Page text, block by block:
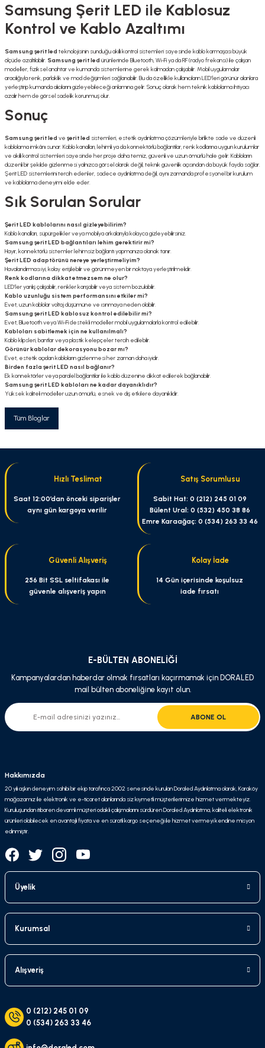
Samsung Şerit LED ile Kablosuz
Kontrol ve Kablo Azaltımı
Samsung şerit led teknolojisinin sunduğu akıllı kontrol sistemleri sayesinde kablo karmaşası büyük
ölçüde azaltılabilir. Samsung şerit led ürünlerinde Bluetooth, Wi-Fi ya da RF (radyo frekansı) ile çalışan
modeller, fiziksel anahtar ve kumanda sistemlerine gerek kalmadan çalışabilir. Mobil uygulamalar
aracılığıyla renk, parlaklık ve mod değişimleri sağlanabilir. Bu da özellikle kullanıcıların LED’leri görünür alanlara
yerleştirip kumanda alıcılarını gizleyebileceği anlamına gelir. Sonuç olarak hem teknik kablolama ihtiyacı
azalır hem de görsel sadelik korunmuş olur.
Sonuç
Samsung şerit led ve şerit led sistemleri, estetik aydınlatma çözümleriyle birlikte sade ve düzenli
kablolama imkânı sunar. Kablo kanalları, lehimli ya da konnektörlü bağlantılar, renk kodlarına uygun kurulumlar
ve akıllı kontrol sistemleri sayesinde her proje daha temiz, güvenli ve uzun ömürlü hale gelir. Kabloların
düzenli bir şekilde gizlenmesi yalnızca görsel olarak değil, teknik güvenlik açısından da büyük fayda sağlar.
Şerit LED sistemlerini tercih edenler, sadece aydınlatma değil, aynı zamanda profesyonel bir kurulum
ve kablolama deneyimi elde eder.
Sık Sorulan Sorular
Şerit LED kablolarını nasıl gizleyebilirim?
Kablo kanalları, süpürgelikler veya mobilya arkalarıyla kolayca gizleyebilirsiniz.
Samsung şerit LED bağlantıları lehim gerektirir mi?
Hayır, konnektörlü sistemler lehimsiz bağlantı yapmanıza olanak tanır.
Şerit LED adaptörünü nereye yerleştirmeliyim?
Havalandırması iyi, kolay erişilebilir ve görünmeyen bir noktaya yerleştirilmelidir.
Renk kodlarına dikkat etmezsem ne olur?
LED’ler yanlış çalışabilir, renkler karışabilir veya sistem bozulabilir.
Kablo uzunluğu sistem performansını etkiler mi?
Evet, uzun kablolar voltaj düşümüne ve ısınmaya neden olabilir.
Samsung şerit LED kablosuz kontrol edilebilir mi?
Evet, Bluetooth veya Wi-Fi destekli modeller mobil uygulamalarla kontrol edilebilir.
Kabloları sabitlemek için ne kullanılmalı?
Kablo klipsleri, bantlar veya plastik kelepçeler tercih edilebilir.
Görünür kablolar dekorasyonu bozar mı?
Evet, estetik açıdan kabloların gizlenmesi her zaman daha iyidir.
Birden fazla şerit LED nasıl bağlanır?
Ek konnektörler veya paralel bağlantılar ile kablo düzenine dikkat edilerek bağlanabilir.
Samsung şerit LED kabloları ne kadar dayanıklıdır?
Yüksek kaliteli modeller uzun ömürlü, esnek ve dış etkilere dayanıklıdır.
Tüm Bloglar
Hızlı Teslimat
Saat 12:00’dan önceki siparişler
aynı gün kargoya verilir
Satış Sorumlusu
Sabit Hat: 0 (212) 245 01 09
Bülent Ural: 0 (532) 450 38 86
Emre Karaağaç: 0 (534) 263 33 46
Güvenli Alışveriş
256 Bit SSL seltifakası ile
güvenle alışveriş yapın
Kolay İade
14 Gün içerisinde koşulsuz
iade fırsatı
E-BÜLTEN ABONELİĞİ
Kampanyalardan haberdar olmak fırsatları kaçırmamak için DORALED
mail bülten aboneliğine kayıt olun.
ABONE OL
Hakkımızda
20 yılı aşkın deneyim sahibi bir ekip tarafınca 2002 senesinde kurulan Doraled Aydınlatma olarak, Karaköy
mağazamız ile elektronik ve e-ticaret alanlarında siz kıymetli müşterilerimize hizmet vermekteyiz.
Kuruluşundan itibaren devamlı müşteri odaklı çalışmalarını sürdüren Doraled Aydınlatma, kaliteli elektronik
ürünleri olabilecek en avantajlı fiyata ve en süratli kargo seçeneği ile hizmet vermeyi kendine misyon
edinmiştir.
Üyelik
Kurumsal
Alışveriş
0 (212) 245 01 09
0 (534) 263 33 46